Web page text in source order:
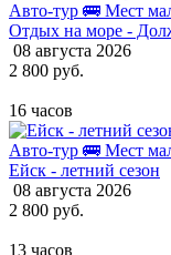
Авто-тур 🚌 Мест
Отдых на море -
08 августа 2026
2 800 руб.
16 часов
Авто-тур 🚌 Мест
Ейск - летний сезон
08 августа 2026
2 800 руб.
13 часов